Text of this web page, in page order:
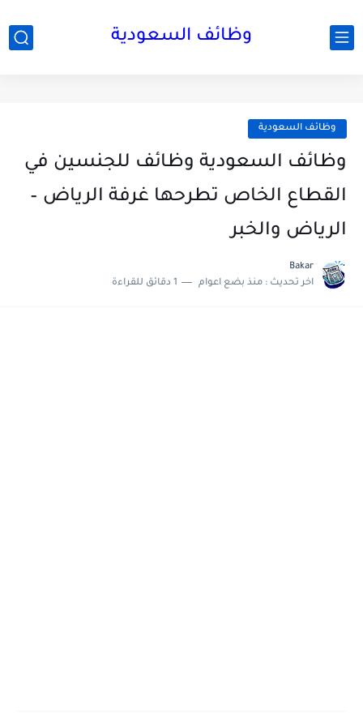
وظائف السعودية
وظائف السعودية
وظائف السعودية وظائف للجنسين في
القطاع الخاص تطرحها غرفة الرياض –
الرياض والخبر
Bakar
اخر تحديث : منذ بضع اعوام 1 دقائق للقراءة